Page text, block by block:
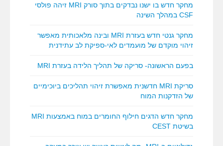
מחקר חדש בו ישנו נבדקים בתוך סורק MRI זיהה פולסי
CSF במהלך השינה
מחקר גנטי חדש בעזרת MRI ובינה מלאכותית מאפשר
זיהוי מוקדם של מועמדים לאי-ספיקת לב עתידנית
בפעם הראשונה- סריקה של תהליך הלידה בעזרת MRI
סריקת MRI חדשנית מאפשרת זיהוי תהליכים ביוכימיים
של הזדקנות המוח
מחקר חדש הדגים חילוף החומרים במוח באמצעות MRI
בשיטת CEST